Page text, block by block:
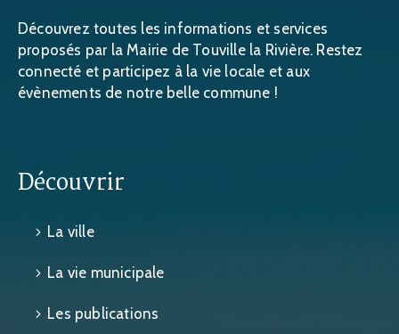
Découvrez toutes les informations et services
proposés par la Mairie de Touville la Rivière. Restez
connecté et participez à la vie locale et aux
évènements de notre belle commune !
Découvrir
La ville
La vie municipale
Les publications